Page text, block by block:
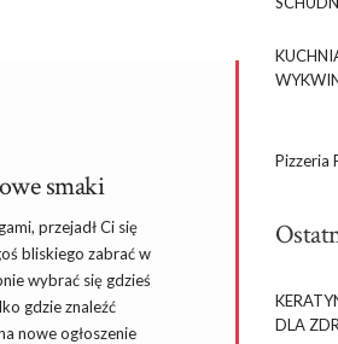
smaki
przejadł Ci się
bliskiego zabrać w
wybrać się gdzieś
gdzie znaleźć
nowe ogłoszenie
Pizzeria
DLA